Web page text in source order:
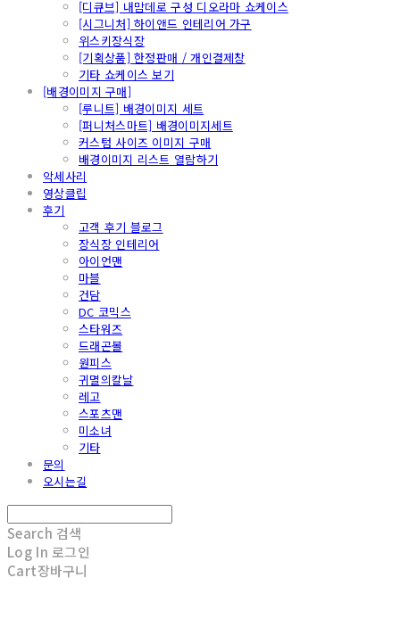
[디큐브] 내맘데로 구성 디오라마 쇼케이스
[시그니처] 하이앤드 인테리어 가구
위스키장식장
[기획상품] 한정판매 / 개인결제창
기타 쇼케이스 보기
[배경이미지 구매]
[루니트] 배경이미지 세트
[퍼니처스마트] 배경이미지세트
커스텀 사이즈 이미지 구매
배경이미지 리스트 열람하기
악세사리
영상클립
후기
고객 후기 블로그
장식장 인테리어
아이언맨
마블
건담
DC 코믹스
스타워즈
드래곤볼
원피스
귀멸의칼날
레고
스포츠맨
미소녀
기타
문의
오시는길
Search 검색
Log In 로그인
Cart장바구니